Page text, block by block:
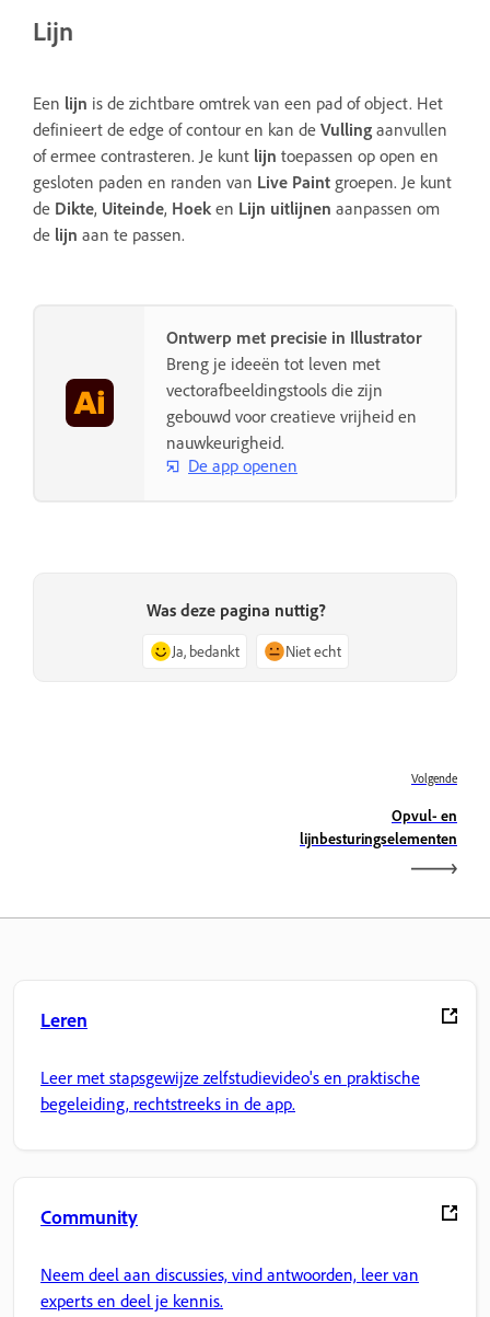
Lijn
Een lijn is de zichtbare omtrek van een pad of object. Het
definieert de edge of contour en kan de Vulling aanvullen
of ermee contrasteren. Je kunt lijn toepassen op open en
gesloten paden en randen van Live Paint groepen. Je kunt
de Dikte, Uiteinde, Hoek en Lijn uitlijnen aanpassen om
de lijn aan te passen.
Ontwerp met precisie in Illustrator
Breng je ideeën tot leven met
vectorafbeeldingstools die zijn
gebouwd voor creatieve vrijheid en
nauwkeurigheid.
De app openen
Was deze pagina nuttig?
Ja, bedankt Niet echt
Volgende
Opvul- en
lijnbesturingselementen
Leren
Leer met stapsgewijze zelfstudievideo's en praktische
begeleiding, rechtstreeks in de app.
Community
Neem deel aan discussies, vind antwoorden, leer van
experts en deel je kennis.